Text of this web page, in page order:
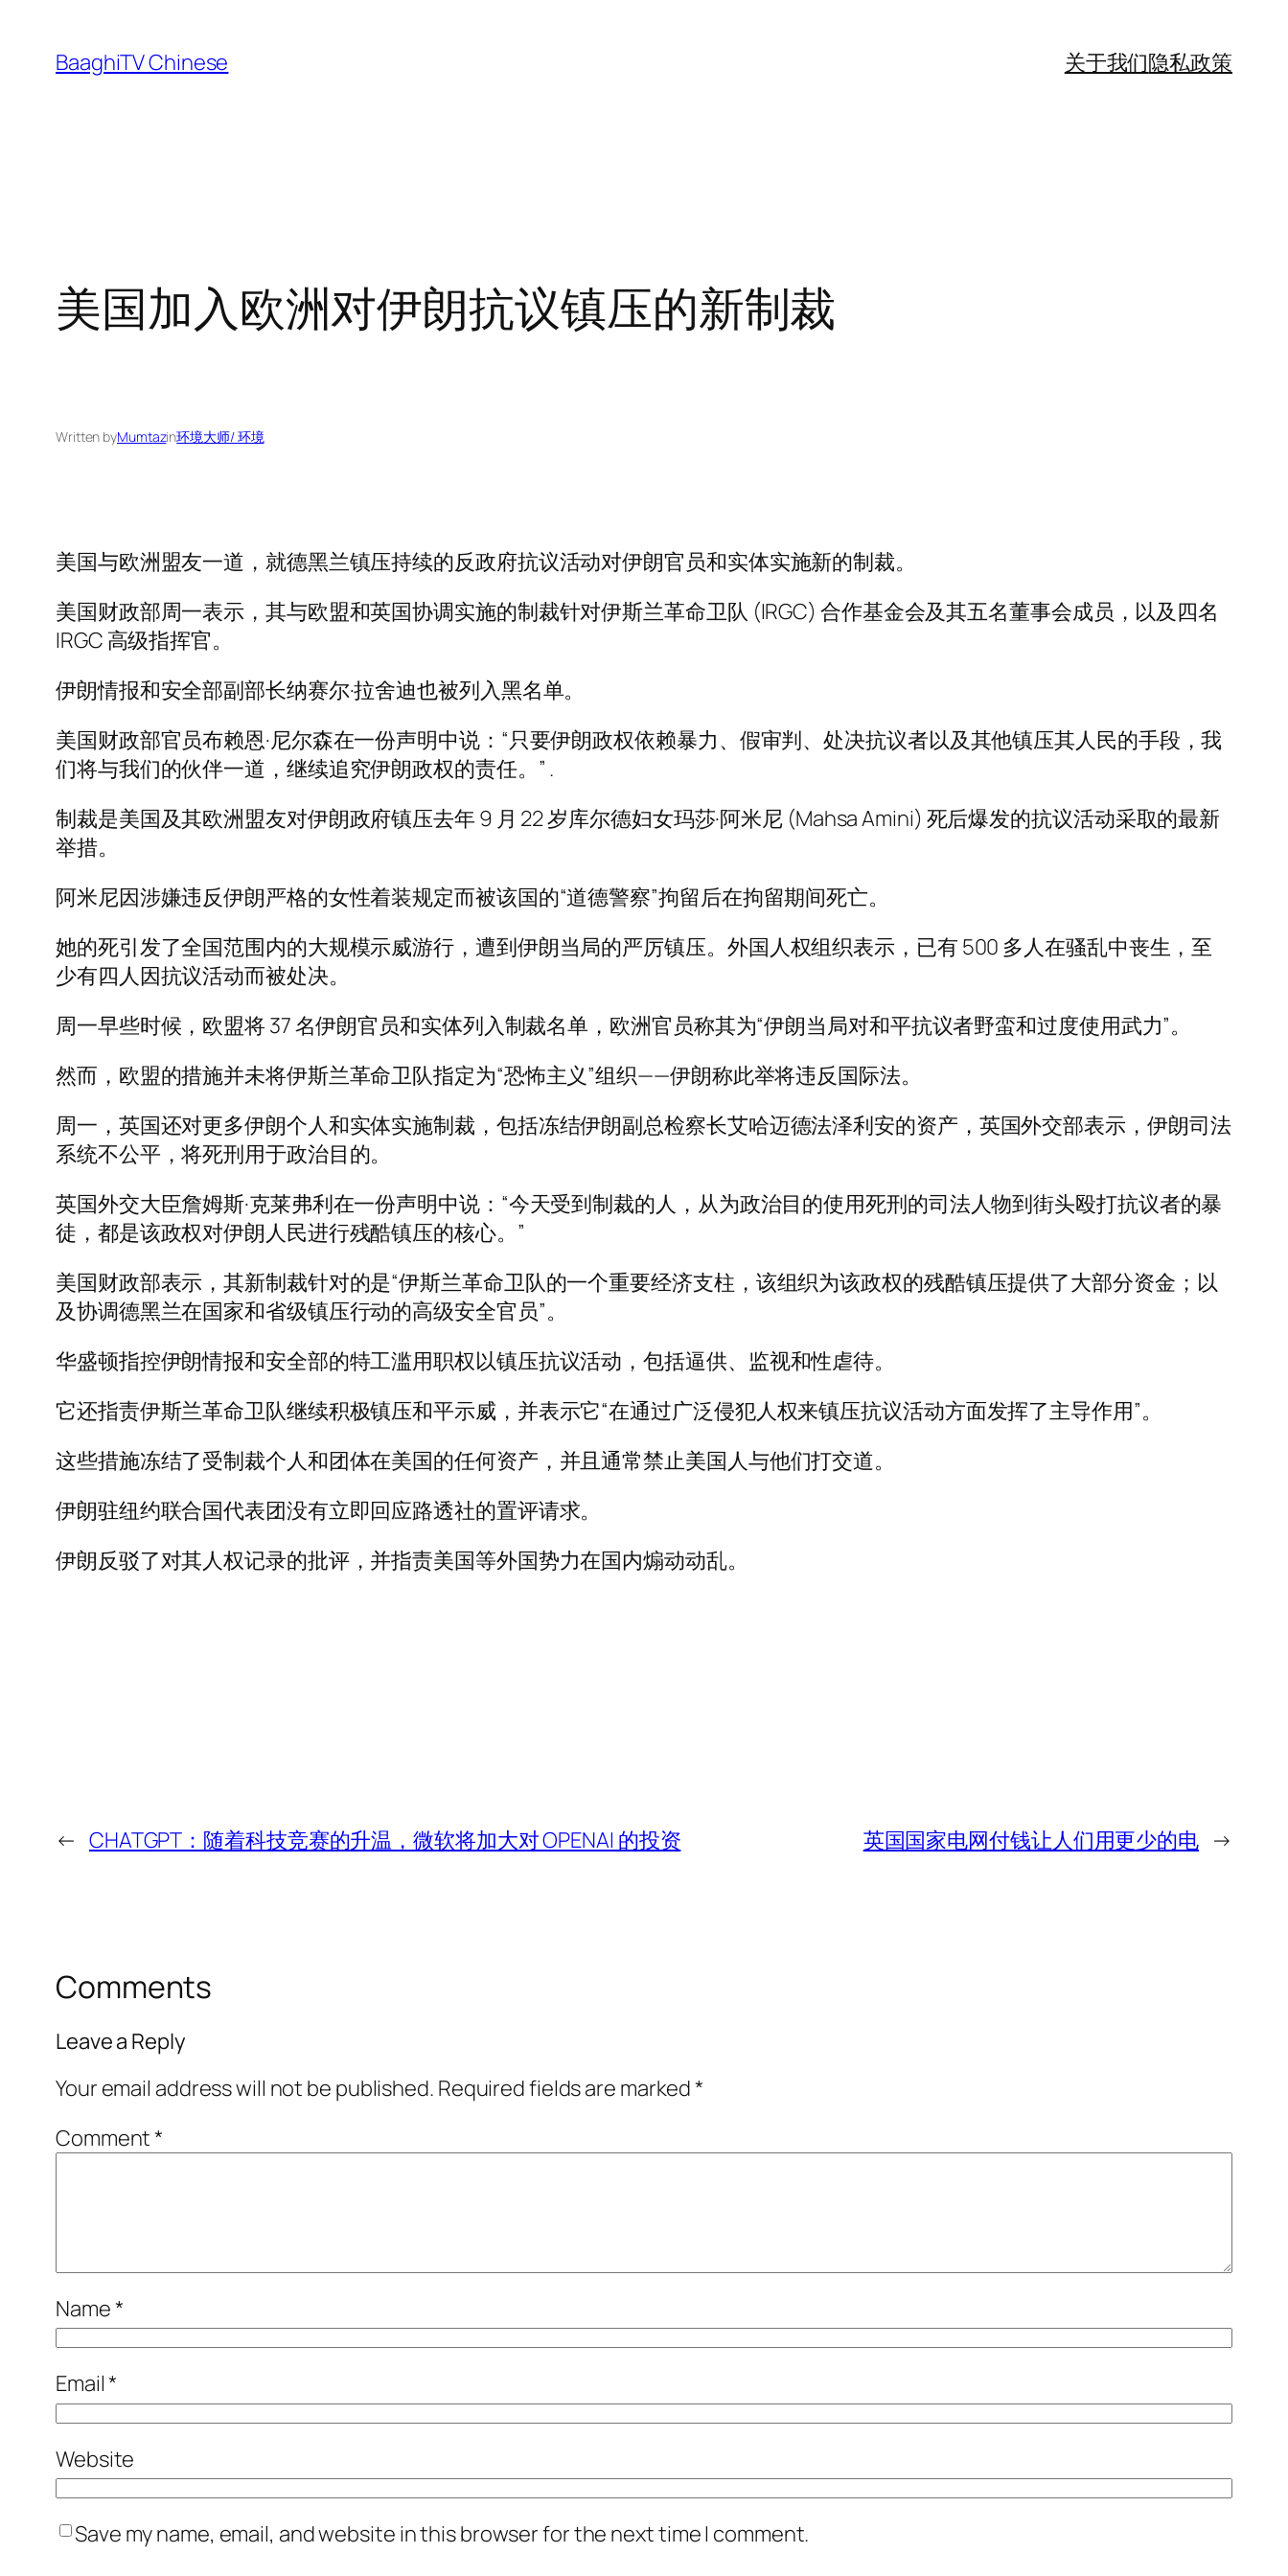
content
BaaghiTV Chinese 关于我们隐私政策
美国加入欧洲对伊朗抗议镇压的新制裁
Written byMumtazin环境大师/ 环境
美国与欧洲盟友一道，就德黑兰镇压持续的反政府抗议活动对伊朗官员和实体实施新的制裁。
美国财政部周一表示，其与欧盟和英国协调实施的制裁针对伊斯兰革命卫队 (IRGC) 合作基金会及其五名董事会成员，以及四名
IRGC 高级指挥官。
伊朗情报和安全部副部长纳赛尔·拉舍迪也被列入黑名单。
美国财政部官员布赖恩·尼尔森在一份声明中说：“只要伊朗政权依赖暴力、假审判、处决抗议者以及其他镇压其人民的手段，我
们将与我们的伙伴一道，继续追究伊朗政权的责任。” .
制裁是美国及其欧洲盟友对伊朗政府镇压去年 9 月 22 岁库尔德妇女玛莎·阿米尼 (Mahsa Amini) 死后爆发的抗议活动采取的最新
举措。
阿米尼因涉嫌违反伊朗严格的女性着装规定而被该国的“道德警察”拘留后在拘留期间死亡。
她的死引发了全国范围内的大规模示威游行，遭到伊朗当局的严厉镇压。外国人权组织表示，已有 500 多人在骚乱中丧生，至
少有四人因抗议活动而被处决。
周一早些时候，欧盟将 37 名伊朗官员和实体列入制裁名单，欧洲官员称其为“伊朗当局对和平抗议者野蛮和过度使用武力”。
然而，欧盟的措施并未将伊斯兰革命卫队指定为“恐怖主义”组织——伊朗称此举将违反国际法。
周一，英国还对更多伊朗个人和实体实施制裁，包括冻结伊朗副总检察长艾哈迈德法泽利安的资产，英国外交部表示，伊朗司法
系统不公平，将死刑用于政治目的。
英国外交大臣詹姆斯·克莱弗利在一份声明中说：“今天受到制裁的人，从为政治目的使用死刑的司法人物到街头殴打抗议者的暴
徒，都是该政权对伊朗人民进行残酷镇压的核心。”
美国财政部表示，其新制裁针对的是“伊斯兰革命卫队的一个重要经济支柱，该组织为该政权的残酷镇压提供了大部分资金；以
及协调德黑兰在国家和省级镇压行动的高级安全官员”。
华盛顿指控伊朗情报和安全部的特工滥用职权以镇压抗议活动，包括逼供、监视和性虐待。
它还指责伊斯兰革命卫队继续积极镇压和平示威，并表示它“在通过广泛侵犯人权来镇压抗议活动方面发挥了主导作用”。
这些措施冻结了受制裁个人和团体在美国的任何资产，并且通常禁止美国人与他们打交道。
伊朗驻纽约联合国代表团没有立即回应路透社的置评请求。
伊朗反驳了对其人权记录的批评，并指责美国等外国势力在国内煽动动乱。
← CHATGPT：随着科技竞赛的升温，微软将加大对 OPENAI 的投资 英国国家电网付钱让人们用更少的电 →
Comments
Leave a Reply
Your email address will not be published. Required fields are marked*
Comment*
Name*
Email*
Website
Save my name, email, and website in this browser for the next time I comment.